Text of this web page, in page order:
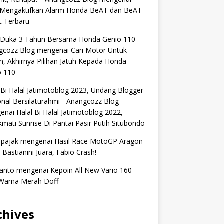
Alarm Honda BeAT dan BeAT
Terbaru
3 Tahun Bersama Honda Genio 110 -
Blogmengenai Cari Motor Untuk
Akhirnya Pilihan Jatuh Kepada Honda
110
Halal Jatimotoblog 2023, Undang Blogger
Bersilaturahmi - Anangcozz Blog
Halal Bi Halal Jatimotoblog 2022,
Sunrise Di Pantai Pasir Putih Situbondo
mengenai Hasil Race MotoGP Aragon
Bastianini Juara, Fabio Crash!
mengenai Kepoin All New Vario 160
Merah Doff